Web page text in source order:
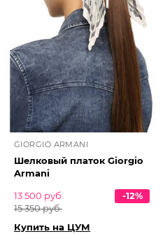
GIORGIO ARMANI
Шелковый платок Giorgio
Armani
13 500 руб.
15 350 руб.
-12%
Купить на ЦУМ